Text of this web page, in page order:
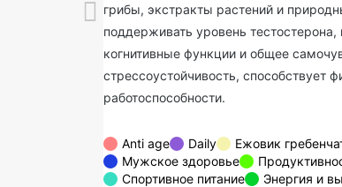
грибы, экстракты растений и
поддерживать уровень
когнитивные функции и общее
стрессоустойчивость, способствует
работоспособности.
Anti age Daily Ежовик
Мужское здоровье
Спортивное питание
Энергия и